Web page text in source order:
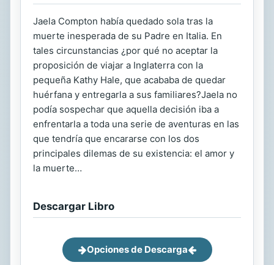
Jaela Compton había quedado sola tras la
muerte inesperada de su Padre en Italia. En
tales circunstancias ¿por qué no aceptar la
proposición de viajar a Inglaterra con la
pequeña Kathy Hale, que acababa de quedar
huérfana y entregarla a sus familiares?Jaela no
podía sospechar que aquella decisión iba a
enfrentarla a toda una serie de aventuras en las
que tendría que encararse con los dos
principales dilemas de su existencia: el amor y
la muerte…
Descargar Libro
Opciones de Descarga